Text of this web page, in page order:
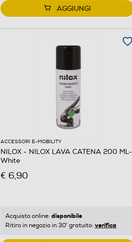
AGGIUNGI
ACCESSORI E-MOBILITY
NILOX - NILOX LAVA CATENA 200 ML-
White
€ 6,90
Acquisto online: disponibile
Ritiro in negozio in 30' gratuito: verifica